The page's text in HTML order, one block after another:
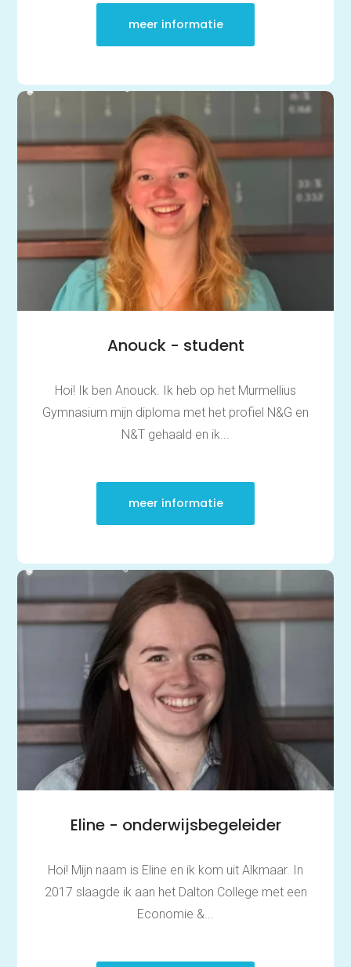
meer informatie
Anouck - student
Hoi! Ik ben Anouck. Ik heb op het Murmellius
Gymnasium mijn diploma met het profiel N&G en
N&T gehaald en ik...
meer informatie
Eline - onderwijsbegeleider
Hoi! Mijn naam is Eline en ik kom uit Alkmaar. In
2017 slaagde ik aan het Dalton College met een
Economie &...